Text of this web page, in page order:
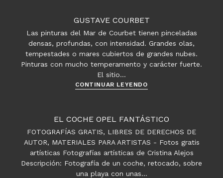
GUSTAVE COURBET
Las pinturas del Mar de Courbet tienen pinceladas
densas, profundas, con intensidad. Grandes olas,
tempestades o mares cubiertos de grandes nubes.
Pinturas con mucho temperamento y carácter fuerte.
El sitio…
CONTINUAR LEYENDOGustave
EL COCHE OPEL FANTÁSTICO
FOTOGRAFÍAS GRATIS, LIBRES DE DERECHOS DE
AUTOR, MATERIALES PARA ARTISTAS - Fotos gratis
artísticas Fotografías artísticas de Cristina Alejos
Descripción: Fotografía de un coche, retocado, sobre
una playa con unas…